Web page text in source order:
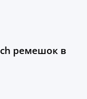
ремешок в